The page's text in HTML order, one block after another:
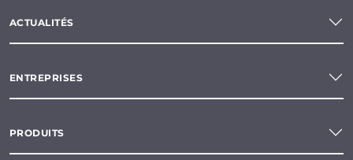
ACTUALITÉS
ENTREPRISES
PRODUITS